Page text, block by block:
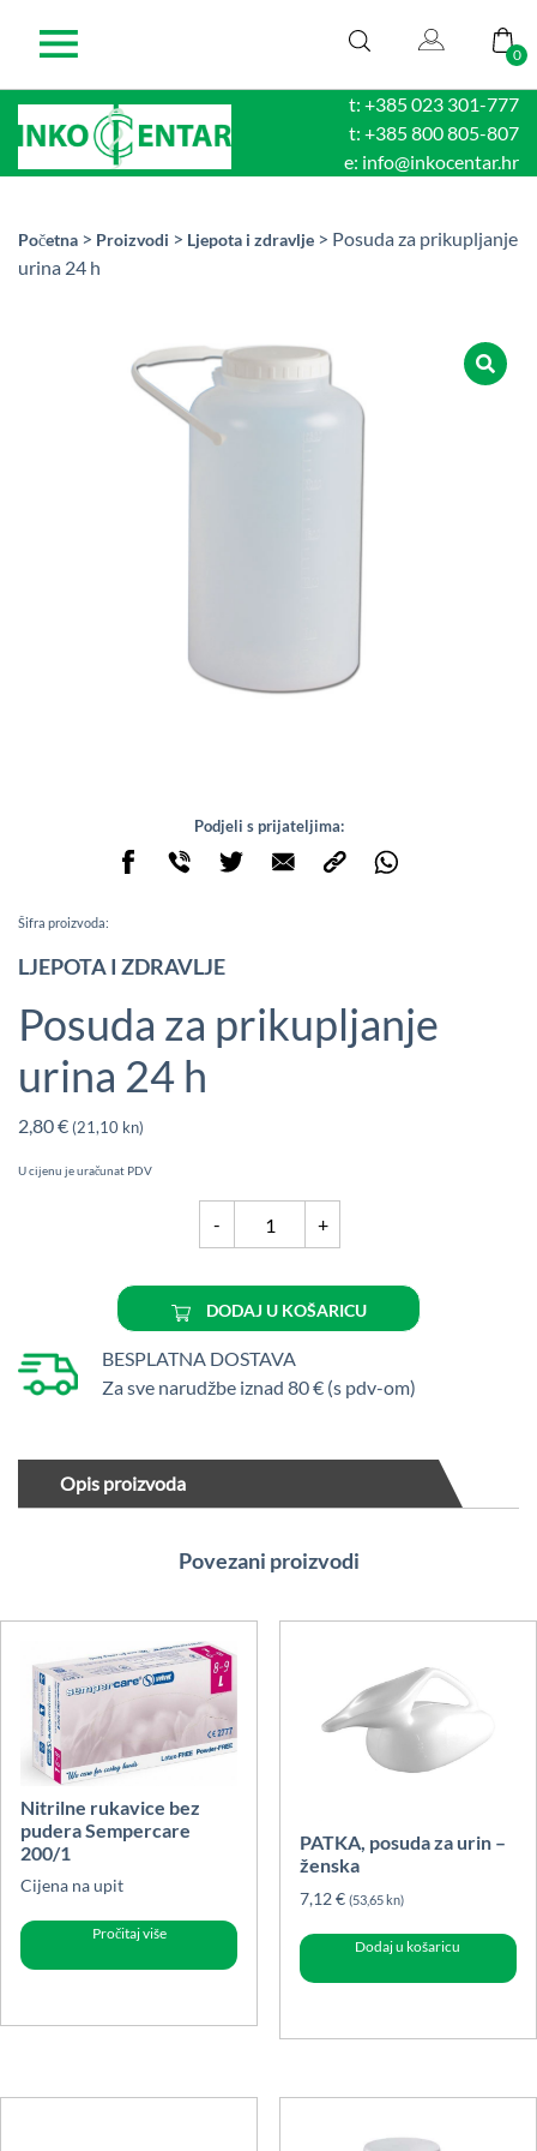
0
t: +385 023 301-777
t: +385 800 805-807
e: info@inkocentar.hr
Početna > Proizvodi > Ljepota i zdravlje > Posuda za prikupljanje
urina 24 h
Podjeli s prijateljima:
Šifra proizvoda:
LJEPOTA I ZDRAVLJE
Posuda za prikupljanje
urina 24 h
2,80€ (21,10 kn)
U cijenu je uračunat PDV
-
za
urina
24
h
količina
+
DODAJ U KOŠARICU
BESPLATNA DOSTAVA
Za sve narudžbe iznad 80 € (s pdv-om)
Opis proizvoda
Povezani proizvodi
Nitrilne rukavice bez
pudera Sempercare
200/1
Cijena na upit
Pročitaj više
PATKA, posuda za urin –
ženska
7,12€ (53,65 kn)
Dodaj u košaricu